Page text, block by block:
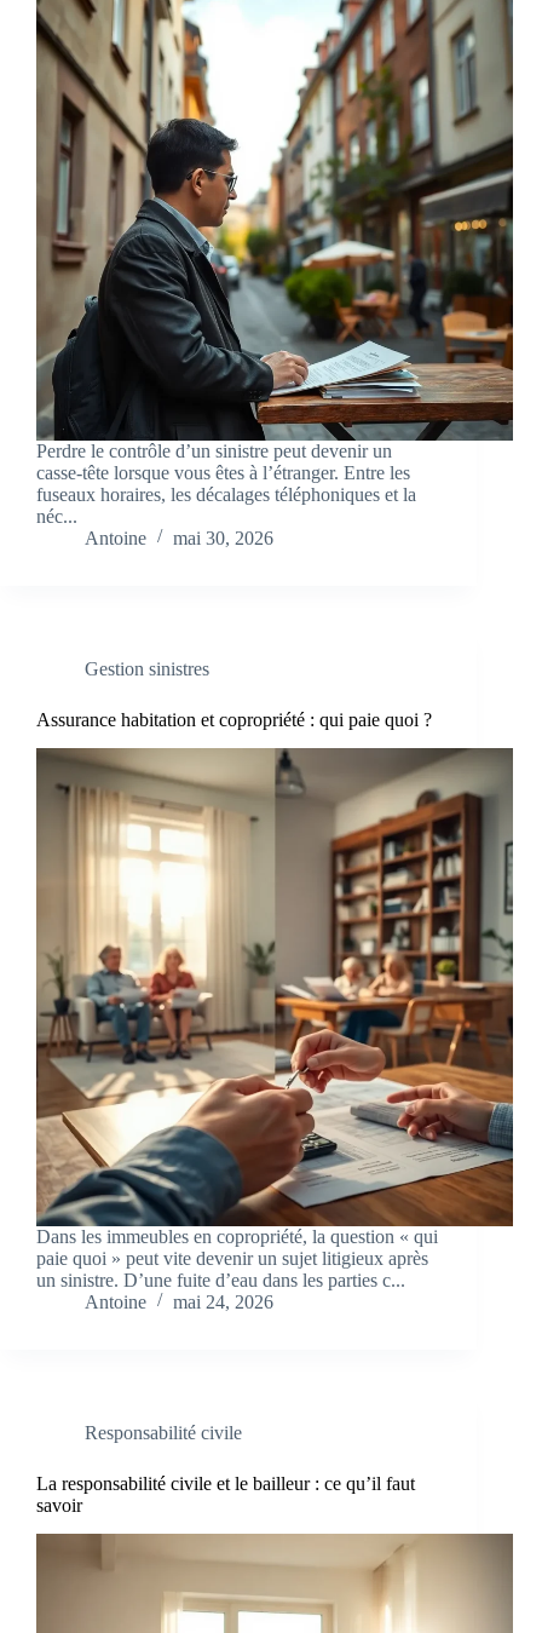
Perdre le contrôle d’un sinistre peut devenir un
casse‑tête lorsque vous êtes à l’étranger. Entre les
fuseaux horaires, les décalages téléphoniques et la
néc...
Antoine
mai 30, 2026
Gestion sinistres
Assurance habitation et copropriété : qui paie quoi ?
Dans les immeubles en copropriété, la question « qui
paie quoi » peut vite devenir un sujet litigieux après
un sinistre. D’une fuite d’eau dans les parties c...
Antoine
mai 24, 2026
Responsabilité civile
La responsabilité civile et le bailleur : ce qu’il faut
savoir